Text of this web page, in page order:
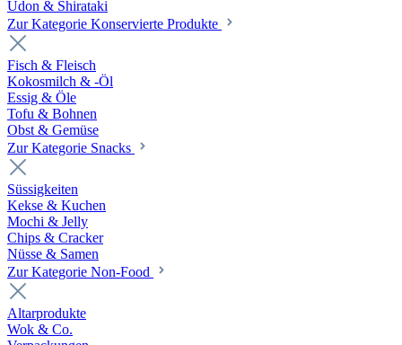
Udon & Shirataki
Zur Kategorie Konservierte Produkte
Fisch & Fleisch
Kokosmilch & -Öl
Essig & Öle
Tofu & Bohnen
Obst & Gemüse
Zur Kategorie Snacks
Süssigkeiten
Kekse & Kuchen
Mochi & Jelly
Chips & Cracker
Nüsse & Samen
Zur Kategorie Non-Food
Altarprodukte
Wok & Co.